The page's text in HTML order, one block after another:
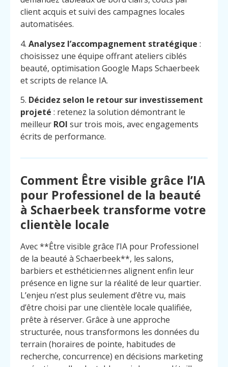
Contact
Appelez
client acquis et suivi des campagnes locales
automatisées.
4. Analysez l’accompagnement stratégique :
choisissez une équipe offrant ateliers ciblés
beauté, optimisation Google Maps Schaerbeek
et scripts de relance IA.
5. Décidez selon le retour sur investissement
projeté : retenez la solution démontrant le
meilleur ROI sur trois mois, avec engagements
écrits de performance.
Comment Être visible grâce l’IA
pour Professionel de la beauté
à Schaerbeek transforme votre
clientèle locale
Avec **Être visible grâce l’IA pour Professionel
de la beauté à Schaerbeek**, les salons,
barbiers et esthéticien·nes alignent enfin leur
présence en ligne sur la réalité de leur quartier.
L’enjeu n’est plus seulement d’être vu, mais
d’être choisi par une clientèle locale qualifiée,
prête à réserver. Grâce à une approche
structurée, nous transformons les données du
terrain (horaires de pointe, habitudes de
recherche, concurrence) en décisions marketing